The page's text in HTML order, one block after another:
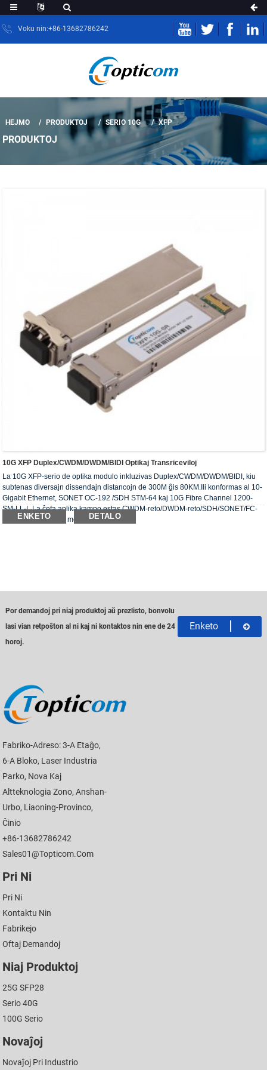
Voku nin:+86-13682786242
HEJMO PRODUKTOJ SERIO 10G XFP
PRODUKTOJ
10G XFP Duplex/CWDM/DWDM/BIDI Optikaj Transriceviloj
La 10G XFP-serio de optika modulo inkluzivas Duplex/CWDM/DWDM/BIDI, kiu
subtenas diversajn dissendajn distancojn de 300M ĝis 80KM.Ili konformas al 10-
Gigabit Ethernet, SONET OC-192 /SDH STM-64 kaj 10G Fibre Channel 1200-
SM-LL-L.La ĉefa aplika kampo estas CWDM-reto/DWDM-reto/SDH/SONET/FC-
transsendo kaj aliaj medioj.
ENKETO DETALO
Por demandoj pri niaj produktoj aŭ prezlisto, bonvolu
lasi vian retpoŝton al ni kaj ni kontaktos nin ene de 24
horoj.
Enketo
Fabriko-Adreso: 3-A Etaĝo,
6-A Bloko, Laser Industria
Parko, Nova Kaj
Altteknologia Zono, Anshan-
Urbo, Liaoning-Provinco,
Ĉinio
+86-13682786242
Sales01@topticom.com
Pri Ni
Pri Ni
Kontaktu Nin
Fabrikejo
Oftaj Demandoj
Niaj Produktoj
25G SFP28
Serio 40G
100G Serio
Novaĵoj
Novaĵoj Pri Industrio